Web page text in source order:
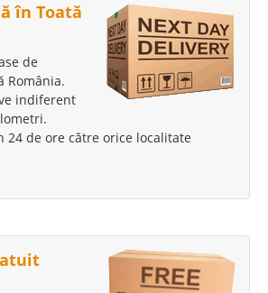
în Toată
de
România.
indiferent
24 de ore către orice localitate